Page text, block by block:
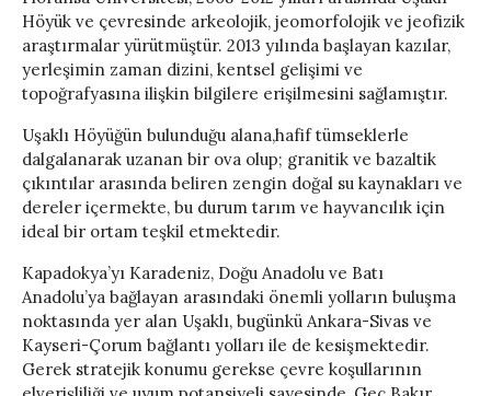
Höyük ve çevresinde arkeolojik, jeomorfolojik ve jeofizik
araştırmalar yürütmüştür. 2013 yılında başlayan kazılar,
yerleşimin zaman dizini, kentsel gelişimi ve
topoğrafyasına ilişkin bilgilere erişilmesini sağlamıştır.
Uşaklı Höyüğün bulunduğu alana,hafif tümseklerle
dalgalanarak uzanan bir ova olup; granitik ve bazaltik
çıkıntılar arasında beliren zengin doğal su kaynakları ve
dereler içermekte, bu durum tarım ve hayvancılık için
ideal bir ortam teşkil etmektedir.
Kapadokya’yı Karadeniz, Doğu Anadolu ve Batı
Anadolu’ya bağlayan arasındaki önemli yolların buluşma
noktasında yer alan Uşaklı, bugünkü Ankara-Sivas ve
Kayseri-Çorum bağlantı yolları ile de kesişmektedir.
Gerek stratejik konumu gerekse çevre koşullarının